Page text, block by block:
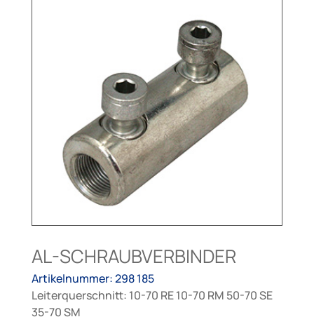
AL-SCHRAUBVERBINDER
Artikelnummer: 298 185
Leiterquerschnitt: 10-70 RE 10-70 RM 50-70 SE
35-70 SM